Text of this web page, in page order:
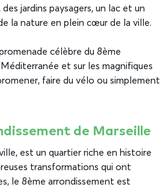
jardins paysagers, un lac et un
la nature en plein cœur de la ville.
célèbre du 8ème
et sur les magnifiques
faire du vélo ou simplement
de Marseille
est un quartier riche en histoire
transformations qui ont
le 8ème arrondissement est